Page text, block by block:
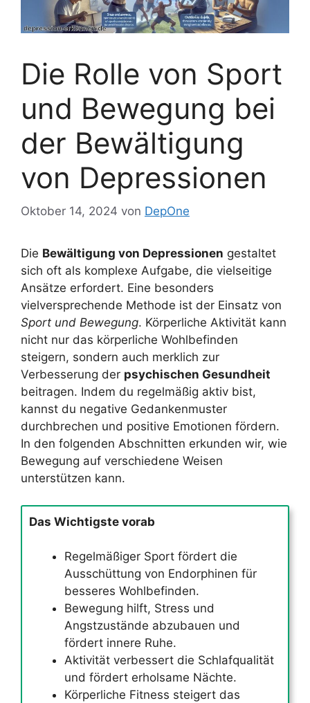
Die Rolle von Sport
und Bewegung bei
der Bewältigung
von Depressionen
Oktober 14, 2024 von DepOne
Die Bewältigung von Depressionen gestaltet
sich oft als komplexe Aufgabe, die vielseitige
Ansätze erfordert. Eine besonders
vielversprechende Methode ist der Einsatz von
Sport und Bewegung. Körperliche Aktivität kann
nicht nur das körperliche Wohlbefinden
steigern, sondern auch merklich zur
Verbesserung der psychischen Gesundheit
beitragen. Indem du regelmäßig aktiv bist,
kannst du negative Gedankenmuster
durchbrechen und positive Emotionen fördern.
In den folgenden Abschnitten erkunden wir, wie
Bewegung auf verschiedene Weisen
unterstützen kann.
Das Wichtigste vorab
Regelmäßiger Sport fördert die
Ausschüttung von Endorphinen für
besseres Wohlbefinden.
Bewegung hilft, Stress und
Angstzustände abzubauen und
fördert innere Ruhe.
Aktivität verbessert die Schlafqualität
und fördert erholsame Nächte.
Körperliche Fitness steigert das